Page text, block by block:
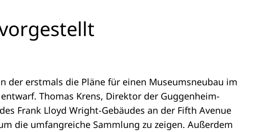
der erstmals die Pläne für einen Museumsneubau im
Thomas Krens, Direktor der Guggenheim-
Frank Lloyd Wright-Gebäudes an der Fifth Avenue
die umfangreiche Sammlung zu zeigen. Außerdem